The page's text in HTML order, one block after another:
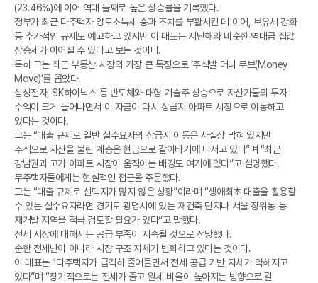
(23.46%)에 이어 역대 둘째로 높은 상승률을 기록했다.
정부가 최근 다주택자 양도소득세 중과 조치를 부활시킨 데 이어, 보유세 강화
등 추가적인 규제도 예고하고 있지만 이 대표는 지난해와 비슷한 역대급 집값
상승세가 이어질 수 있다고 보는 것이다.
특히 그는 최근 부동산 시장의 가장 큰 특징으로 ‘주식발 머니 무브(Money
Move)’를 꼽았다.
삼성전자, SK하이닉스 등 반도체와 대형 기술주 상승으로 자산가들의 투자
수익이 크게 늘어나면서 이 자금이 다시 상급지 아파트 시장으로 이동하고
있다는 것이다.
그는 “대출 규제로 일반 실수요자의 상급지 이동은 사실상 막혀 있지만
주식으로 자산을 불린 계층은 현금으로 갈아타기에 나서고 있다”며 “최근
강남권과 고가 아파트 시장이 움직이는 배경도 여기에 있다”고 설명했다.
무주택자들에게는 현실적인 접근을 주문했다.
그는 “대출 규제로 선택지가 많지 않은 상황”이라며 “생애최초 대출을 활용할
수 있는 실수요자라면 경기도 광명시에 있는 재건축 단지나 서울 장위동 등
재개발 지역을 적극 검토할 필요가 있다”고 말했다.
전세 시장에 대해서는 공급 부족이 지속될 것으로 전망했다.
순한 전세난이 아니라 시장 구조 자체가 변화하고 있다는 것이다.
이 대표는 “다주택자가 급격히 줄어들면서 전세 공급 기반 자체가 약해지고
있다”며 “장기적으로는 전세가 줄고 월세 비율이 높아지는 방향으로 갈